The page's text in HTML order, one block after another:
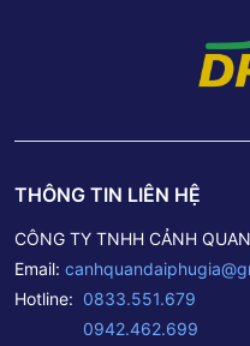
THÔNG TIN LIÊN HỆ
CÔNG TY TNHH CẢNH
Email:
Hotline: 0833.551.679
0942.462.699